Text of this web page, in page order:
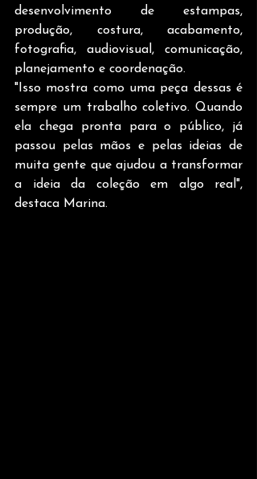
desenvolvimento de estampas,
produção, costura, acabamento,
fotografia, audiovisual, comunicação,
planejamento e coordenação.
"Isso mostra como uma peça dessas é
sempre um trabalho coletivo. Quando
ela chega pronta para o público, já
passou pelas mãos e pelas ideias de
muita gente que ajudou a transformar
a ideia da coleção em algo real",
destaca Marina.